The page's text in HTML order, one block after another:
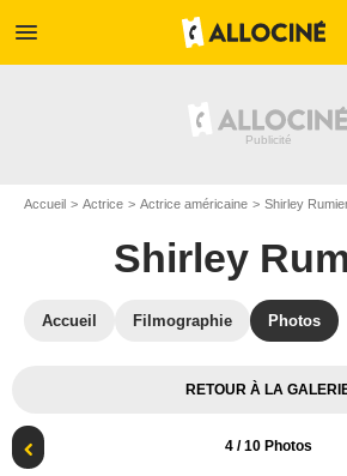
menu
Accueil Actrice Actrice américaine Shirley
Shirley
Accueil Filmographie Photos
RETOUR À LA
4/ 10 Photos